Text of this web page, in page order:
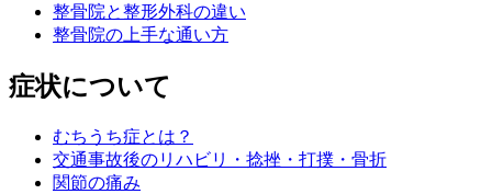
整骨院と整形外科の違い
整骨院の上手な通い方
症状について
むちうち症とは？
交通事故後のリハビリ・捻挫・打撲・骨折
関節の痛み